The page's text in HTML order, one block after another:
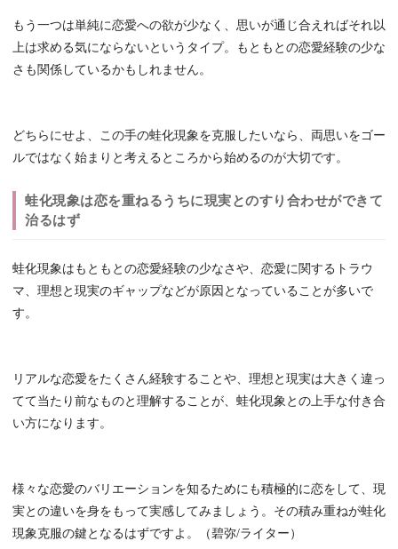
もう一つは単純に恋愛への欲が少なく、思いが通じ合えればそれ以
上は求める気にならないというタイプ。もともとの恋愛経験の少な
さも関係しているかもしれません。
どちらにせよ、この手の蛙化現象を克服したいなら、両思いをゴー
ルではなく始まりと考えるところから始めるのが大切です。
蛙化現象は恋を重ねるうちに現実とのすり合わせができて
治るはず
蛙化現象はもともとの恋愛経験の少なさや、恋愛に関するトラウ
マ、理想と現実のギャップなどが原因となっていることが多いで
す。
リアルな恋愛をたくさん経験することや、理想と現実は大きく違っ
てて当たり前なものと理解することが、蛙化現象との上手な付き合
い方になります。
様々な恋愛のバリエーションを知るためにも積極的に恋をして、現
実との違いを身をもって実感してみましょう。その積み重ねが蛙化
現象克服の鍵となるはずですよ。（碧弥/ライター）